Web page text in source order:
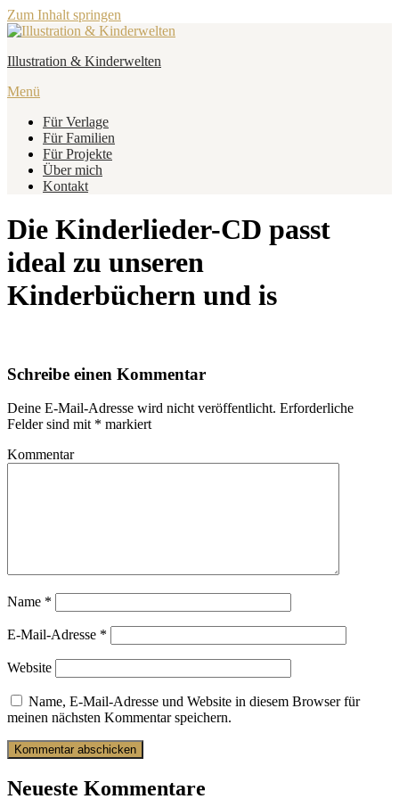
Zum Inhalt springen
Illustration & Kinderwelten
Menü
Für Verlage
Für Familien
Für Projekte
Über mich
Kontakt
Die Kinderlieder-CD passt
ideal zu unseren
Kinderbüchern und is
Schreibe einen Kommentar
Deine E-Mail-Adresse wird nicht veröffentlicht. Erforderliche
Felder sind mit * markiert
Kommentar
Name *
E-Mail-Adresse *
Website
Name, E-Mail-Adresse und Website in diesem Browser für
meinen nächsten Kommentar speichern.
Neueste Kommentare